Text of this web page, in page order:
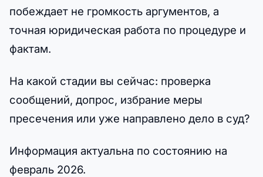
побеждает не громкость аргументов, а
точная юридическая работа по процедуре и
фактам.
На какой стадии вы сейчас: проверка
сообщений, допрос, избрание меры
пресечения или уже направлено дело в суд?
Информация актуальна по состоянию на
февраль 2026.